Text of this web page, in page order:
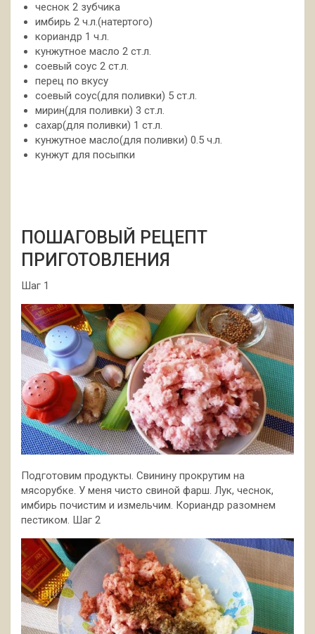
чеснок 2 зубчика
имбирь 2 ч.л.(натертого)
кориандр 1 ч.л.
кунжутное масло 2 ст.л.
соевый соус 2 ст.л.
перец по вкусу
соевый соус(для поливки) 5 ст.л.
мирин(для поливки) 3 ст.л.
сахар(для поливки) 1 ст.л.
кунжутное масло(для поливки) 0.5 ч.л.
кунжут для посыпки
ПОШАГОВЫЙ РЕЦЕПТ
ПРИГОТОВЛЕНИЯ
Шаг 1
Подготовим продукты. Свинину прокрутим на
мясорубке. У меня чисто свиной фарш. Лук, чеснок,
имбирь почистим и измельчим. Кориандр разомнем
пестиком. Шаг 2